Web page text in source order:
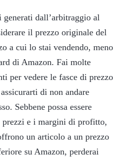
dall’arbitraggio al
il prezzo originale del
a cui lo stai vendendo, meno
di Amazon. Fai molte
per vedere le fasce di prezzo
di non andare
Sebbene possa essere
prezzi e i margini di profitto,
un articolo a un prezzo
su Amazon, perderai